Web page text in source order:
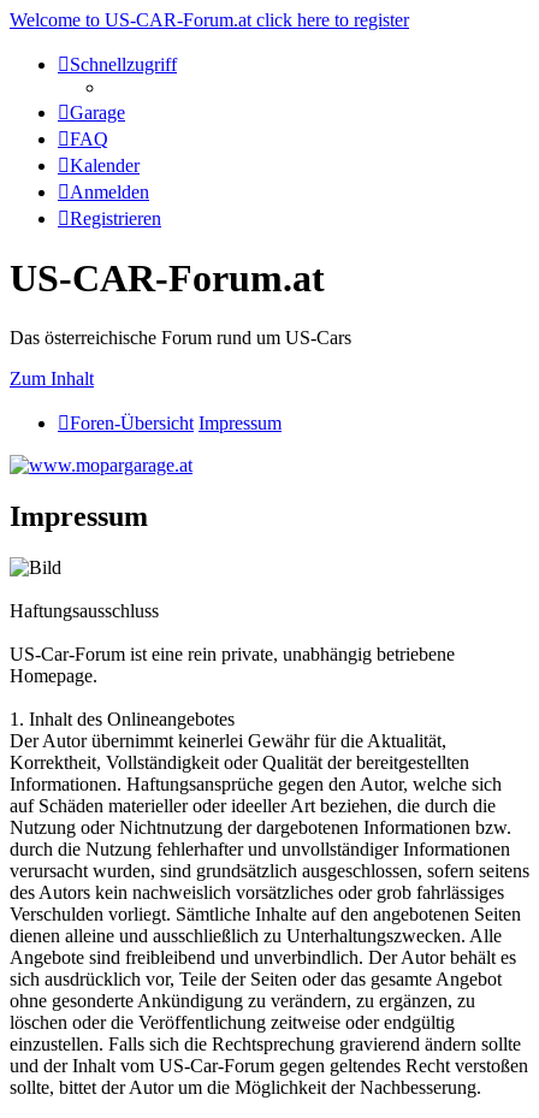
Welcome to US-CAR-Forum.at click here to register
Schnellzugriff
Garage
FAQ
Kalender
Anmelden
Registrieren
US-CAR-Forum.at
Das österreichische Forum rund um US-Cars
Zum Inhalt
Foren-Übersicht Impressum
Impressum
Haftungsausschluss
US-Car-Forum ist eine rein private, unabhängig betriebene
Homepage.
1. Inhalt des Onlineangebotes
Der Autor übernimmt keinerlei Gewähr für die Aktualität,
Korrektheit, Vollständigkeit oder Qualität der bereitgestellten
Informationen. Haftungsansprüche gegen den Autor, welche sich
auf Schäden materieller oder ideeller Art beziehen, die durch die
Nutzung oder Nichtnutzung der dargebotenen Informationen bzw.
durch die Nutzung fehlerhafter und unvollständiger Informationen
verursacht wurden, sind grundsätzlich ausgeschlossen, sofern seitens
des Autors kein nachweislich vorsätzliches oder grob fahrlässiges
Verschulden vorliegt. Sämtliche Inhalte auf den angebotenen Seiten
dienen alleine und ausschließlich zu Unterhaltungszwecken. Alle
Angebote sind freibleibend und unverbindlich. Der Autor behält es
sich ausdrücklich vor, Teile der Seiten oder das gesamte Angebot
ohne gesonderte Ankündigung zu verändern, zu ergänzen, zu
löschen oder die Veröffentlichung zeitweise oder endgültig
einzustellen. Falls sich die Rechtsprechung gravierend ändern sollte
und der Inhalt vom US-Car-Forum gegen geltendes Recht verstoßen
sollte, bittet der Autor um die Möglichkeit der Nachbesserung.